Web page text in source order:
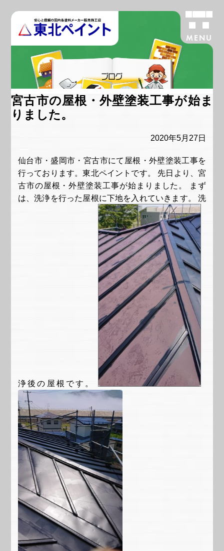
MENU
ブログ
宮古市の屋根・外壁塗装工事が始ま
りました。
2020年5月27日
仙台市・盛岡市・宮古市にて屋根・外壁塗装工事を
行っております。東北ペイントです。 先日より、宮
古市の屋根・外壁塗装工事が始まりました。 まず
は、洗浄を行った屋根に下地を入れていきます。 洗
浄後の屋根です。